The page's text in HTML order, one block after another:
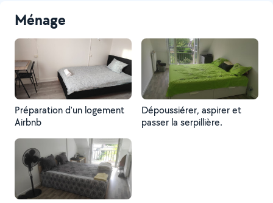
Ménage
Préparation d'un logement
Airbnb
Dépoussiérer, aspirer et
passer la serpillière.